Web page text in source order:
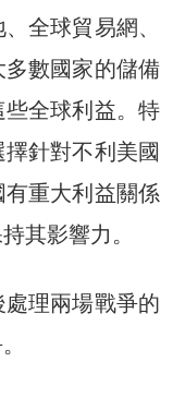
全球貿易網、
數國家的儲備
全球利益。特
針對不利美國
重大利益關係
其影響力。
理兩場戰爭的